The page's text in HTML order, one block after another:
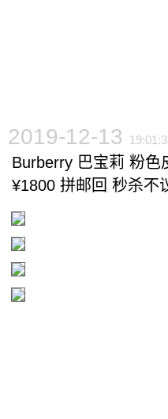
2019-12-13
Burberry 巴宝莉 粉色
¥1800 拼邮回 秒杀不